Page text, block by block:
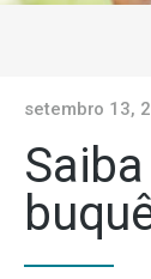
setembro 13,